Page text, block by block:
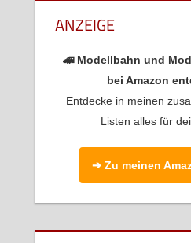
ANZEIGE
🚄 Modellbahn und
bei Amazon
Entdecke in meinen
Listen alles für
➔ Zu meinen